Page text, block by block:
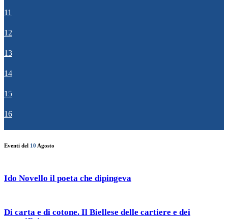
11
12
13
14
15
16
Eventi del 10 Agosto
Ido Novello il poeta che dipingeva
Di carta e di cotone. Il Biellese delle cartiere e dei